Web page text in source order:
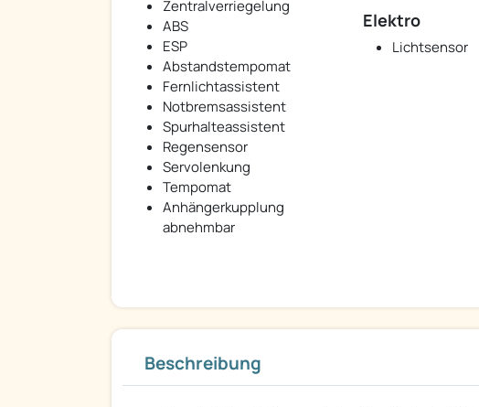
Zentralverriegelung
ABS
ESP
Abstandstempomat
Fernlichtassistent
Notbremsassistent
Spurhalteassistent
Regensensor
Servolenkung
Tempomat
Anhängerkupplung
abnehmbar
Elektro
Lichtsensor
Beschreibung